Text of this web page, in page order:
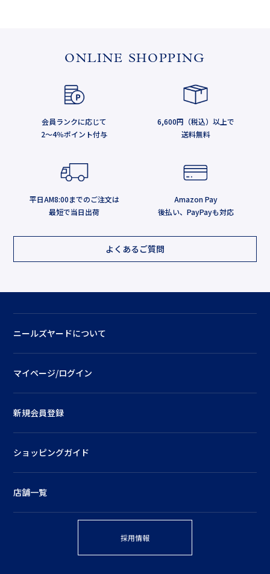
ONLINE SHOPPING
会員ランクに応じて
2～4％ポイント付与
6,600円（税込）以上で
送料無料
平日AM8:00までのご注文は
最短で当日出荷
Amazon Pay
後払い、PayPayも対応
よくあるご質問
ニールズヤードについて
マイページ/ログイン
新規会員登録
ショッピングガイド
店舗一覧
採用情報